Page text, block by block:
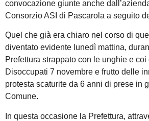
convocazione giunte anche
Consorzio ASI di Pascarola a seguito
Quel che già era chiaro nel corso di
diventato evidente lunedì mattina,
Prefettura strappato con le unghie e coi
Disoccupati 7 novembre e frutto delle
protesta scaturite da 6 anni di prese in
Comune.
In questa occasione la Prefettura,